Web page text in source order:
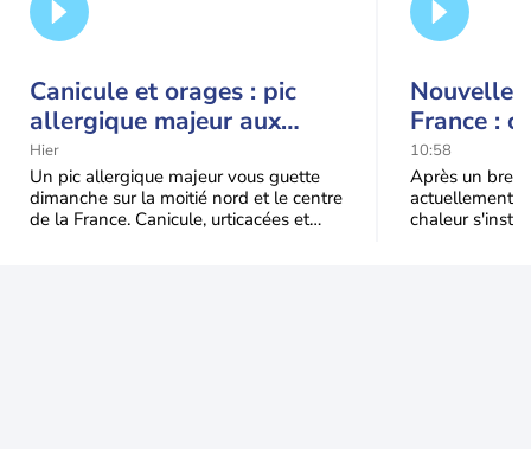
Canicule et orages : pic
allergique majeur aux
urticacées sur la moitié
nord
Hier
Un pic allergique majeur vous guette
dimanche sur la moitié nord et le centre
de la France. Canicule, urticacées et
Nouvelle
France :
10:58
Après un bref
actuellement,
chaleur